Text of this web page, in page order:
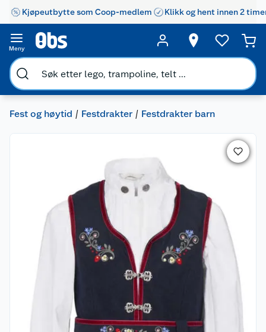
Kjøpeutbytte som Coop-medlem Klikk og hent innen 2
Meny
Fest og høytid Festdrakter Festdrakter barn